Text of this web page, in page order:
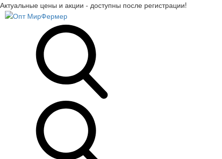
Актуальные цены и акции - доступны после регистрации!